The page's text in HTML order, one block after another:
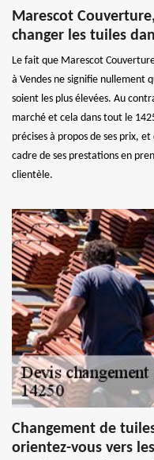
Marescot
changer les tuiles
Le fait que Marescot
à Vendes ne signifie nullement
soient les plus élevées. Au
marché et cela dans tout le
précises à propos de ses prix,
cadre de ses prestations en
clientèle.
Changement de
orientez-vous vers